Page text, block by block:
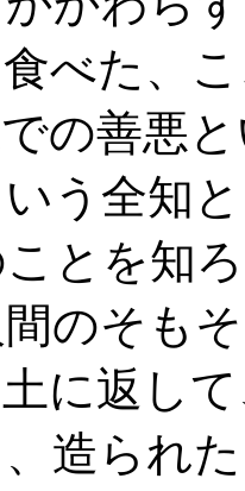
べた、
の善悪
う全知
とを知
のそも
に返し
造られ